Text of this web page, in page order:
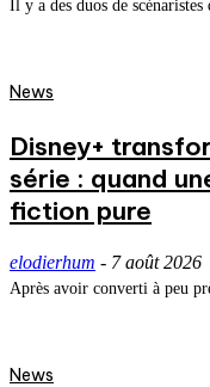
Il y a des duos de
News
Disney+
série : quand
fiction pure
elodierhum - 7 août 2026
Après avoir converti à peu
News